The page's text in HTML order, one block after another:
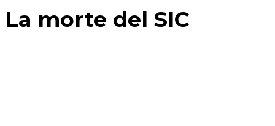
La morte del SIC